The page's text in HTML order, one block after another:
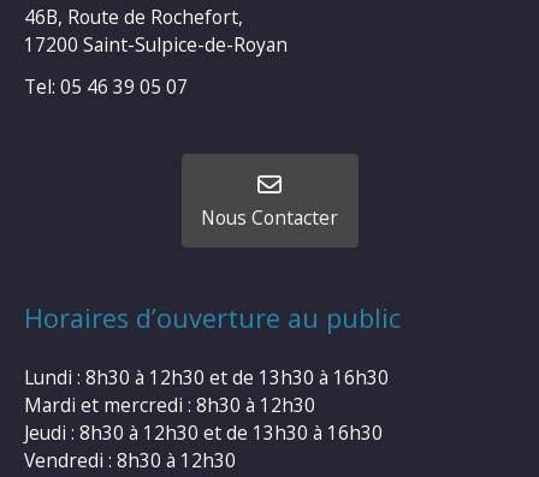
46B, Route de Rochefort,
17200 Saint-Sulpice-de-Royan
Tel: 05 46 39 05 07
Nous Contacter
Horaires d’ouverture au public
Lundi : 8h30 à 12h30 et de 13h30 à 16h30
Mardi et mercredi : 8h30 à 12h30
Jeudi : 8h30 à 12h30 et de 13h30 à 16h30
Vendredi : 8h30 à 12h30